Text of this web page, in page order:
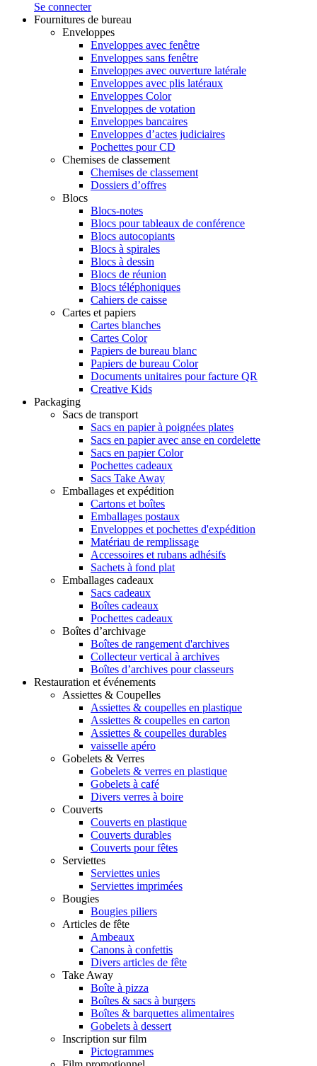
Se connecter
Fournitures de bureau
Enveloppes
Enveloppes avec fenêtre
Enveloppes sans fenêtre
Enveloppes avec ouverture latérale
Enveloppes avec plis latéraux
Enveloppes Color
Enveloppes de votation
Enveloppes bancaires
Enveloppes d’actes judiciaires
Pochettes pour CD
Chemises de classement
Chemises de classement
Dossiers d’offres
Blocs
Blocs-notes
Blocs pour tableaux de conférence
Blocs autocopiants
Blocs à spirales
Blocs à dessin
Blocs de réunion
Blocs téléphoniques
Cahiers de caisse
Cartes et papiers
Cartes blanches
Cartes Color
Papiers de bureau blanc
Papiers de bureau Color
Documents unitaires pour facture QR
Creative Kids
Packaging
Sacs de transport
Sacs en papier à poignées plates
Sacs en papier avec anse en cordelette
Sacs en papier Color
Pochettes cadeaux
Sacs Take Away
Emballages et expédition
Cartons et boîtes
Emballages postaux
Enveloppes et pochettes d'expédition
Matériau de remplissage
Accessoires et rubans adhésifs
Sachets à fond plat
Emballages cadeaux
Sacs cadeaux
Boîtes cadeaux
Pochettes cadeaux
Boîtes d’archivage
Boîtes de rangement d'archives
Collecteur vertical à archives
Boîtes d’archives pour classeurs
Restauration et événements
Assiettes & Coupelles
Assiettes & coupelles en plastique
Assiettes & coupelles en carton
Assiettes & coupelles durables
vaisselle apéro
Gobelets & Verres
Gobelets & verres en plastique
Gobelets à café
Divers verres à boire
Couverts
Couverts en plastique
Couverts durables
Couverts pour fêtes
Serviettes
Serviettes unies
Serviettes imprimées
Bougies
Bougies piliers
Articles de fête
Ambeaux
Canons à confettis
Divers articles de fête
Take Away
Boîte à pizza
Boîtes & sacs à burgers
Boîtes & barquettes alimentaires
Gobelets à dessert
Inscription sur film
Pictogrammes